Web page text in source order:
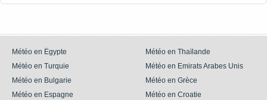
Météo en Égypte
Météo en Thaïlande
Météo en Turquie
Météo en Emirats Arabes Unis
Météo en Bulgarie
Météo en Grèce
Météo en Espagne
Météo en Croatie